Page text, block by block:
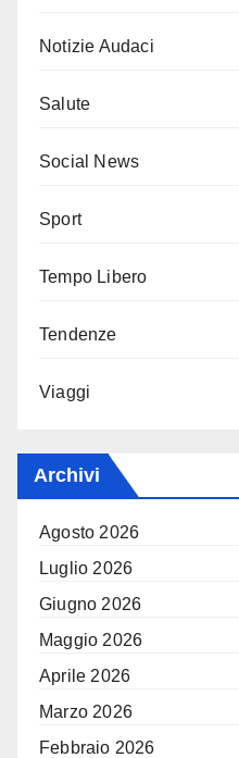
Notizie Audaci
Salute
Social News
Sport
Tempo Libero
Tendenze
Viaggi
Archivi
Agosto 2026
Luglio 2026
Giugno 2026
Maggio 2026
Aprile 2026
Marzo 2026
Febbraio 2026